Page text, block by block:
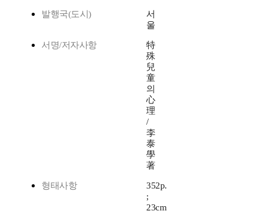
발행국(도시)
서
울
서명/저자사항
特
殊
兒
童
의
心
理
/
李
泰
學
著
형태사항
352p.
;
23cm